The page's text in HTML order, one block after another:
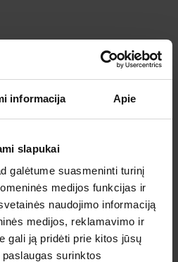
informacija Apie
slapukai
galėtume suasmeninti turinį
medijos funkcijas ir
naudojimo informaciją
medijos, reklamavimo ir
gali ją pridėti prie kitos jūsų
surinktos